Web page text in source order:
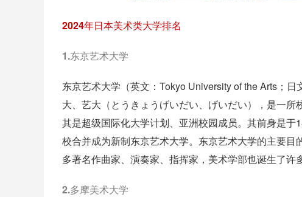
2024年日本美术类大学排名
1.东京艺术大学
东京艺术大学（英文：Tokyo University of the Arts；
大、艺大（とうきょうげいだい、げいだい），是一所
其是超级国际化大学计划、亚洲校园成员。其前身是
校合并成为新制东京艺术大学。东京艺术大学的主要
多著名作曲家、演奏家、指挥家，美术学部也诞生了许
2.多摩美术大学